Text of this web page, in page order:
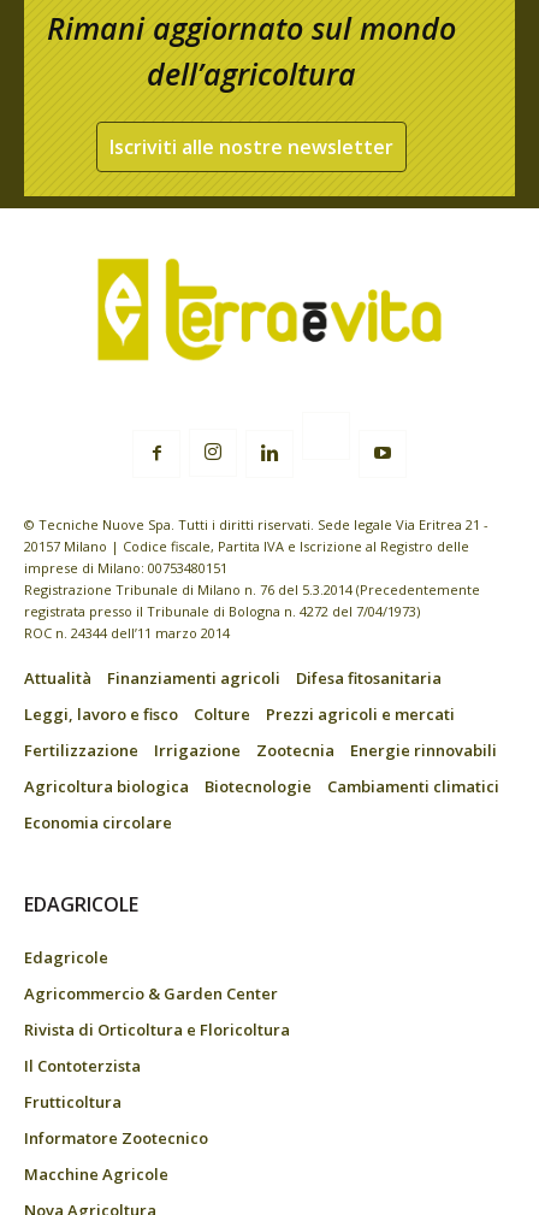
Rimani aggiornato sul mondo
dell’agricoltura
Iscriviti alle nostre newsletter
© Tecniche Nuove Spa. Tutti i diritti riservati. Sede legale Via Eritrea 21 -
20157 Milano | Codice fiscale, Partita IVA e Iscrizione al Registro delle
imprese di Milano: 00753480151
Registrazione Tribunale di Milano n. 76 del 5.3.2014 (Precedentemente
registrata presso il Tribunale di Bologna n. 4272 del 7/04/1973)
ROC n. 24344 dell’11 marzo 2014
Attualità Finanziamenti agricoli
Difesa fitosanitaria
Leggi, lavoro e fisco
Colture
Prezzi agricoli e mercati
Fertilizzazione
Irrigazione Zootecnia
Energie rinnovabili
Agricoltura biologica
Biotecnologie
Cambiamenti climatici
Economia circolare
EDAGRICOLE
Edagricole
Agricommercio & Garden Center
Rivista di Orticoltura e Floricoltura
Il Contoterzista
Frutticoltura
Informatore Zootecnico
Macchine Agricole
Nova Agricoltura